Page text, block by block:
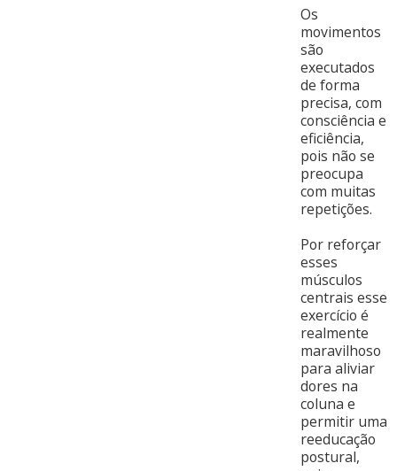
Os
movimentos
são
executados
de forma
precisa, com
consciência e
eficiência,
pois não se
preocupa
com muitas
repetições.
Por reforçar
esses
músculos
centrais esse
exercício é
realmente
maravilhoso
para aliviar
dores na
coluna e
permitir uma
reeducação
postural,